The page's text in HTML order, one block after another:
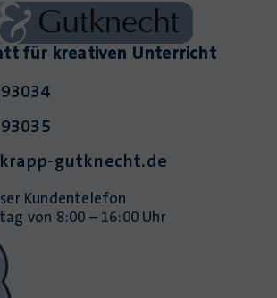
für kreativen Unterricht
gutknecht.de
Kundentelefon
von 8:00 – 16:00 Uhr